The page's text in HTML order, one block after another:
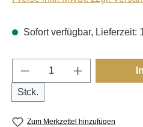
Sofort verfügbar, Lieferzeit:
Produkt Anzahl: Gib
Stck.
Zum Merkzettel hinzufügen